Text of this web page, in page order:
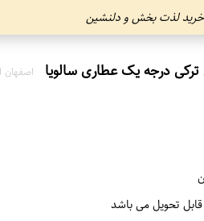
خرید لذت بخش و دلنشین
ترکی درجه یک عطاری سالویا اصفهان
قابل تحویل می باشد